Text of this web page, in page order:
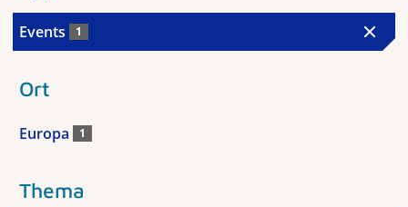
Events 1
Ort
Europa 1
Thema